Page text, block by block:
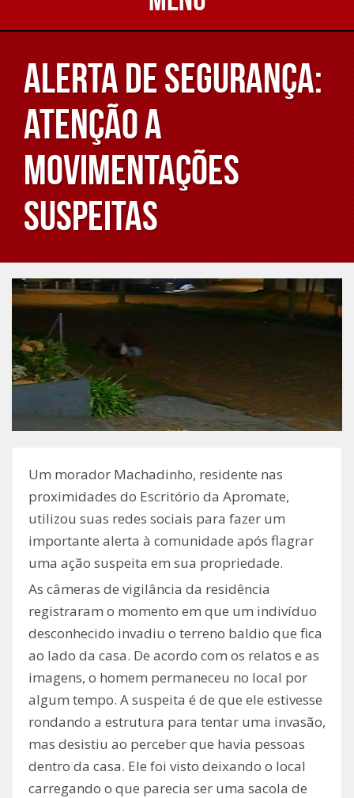
ALERTA DE SEGURANÇA:
Atenção a
movimentações
suspeitas
Um morador Machadinho, residente nas
proximidades do Escritório da Apromate,
utilizou suas redes sociais para fazer um
importante alerta à comunidade após flagrar
uma ação suspeita em sua propriedade.
As câmeras de vigilância da residência
registraram o momento em que um indivíduo
desconhecido invadiu o terreno baldio que fica
ao lado da casa. De acordo com os relatos e as
imagens, o homem permaneceu no local por
algum tempo. A suspeita é de que ele estivesse
rondando a estrutura para tentar uma invasão,
mas desistiu ao perceber que havia pessoas
dentro da casa. Ele foi visto deixando o local
carregando o que parecia ser uma sacola de